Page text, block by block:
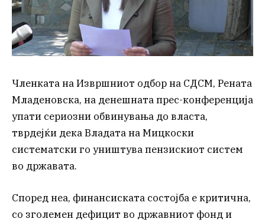
Членката на Извршниот одбор на СДСМ, Рената
Младеновска, на денешната прес-конференција
упати сериозни обвинувања до власта,
тврдејќи дека Владата на Мицкоски
систематски го уништува пензискиот систем
во државата.
Според неа, финансиската состојба е критична,
со зголемен дефицит во државниот фонд и